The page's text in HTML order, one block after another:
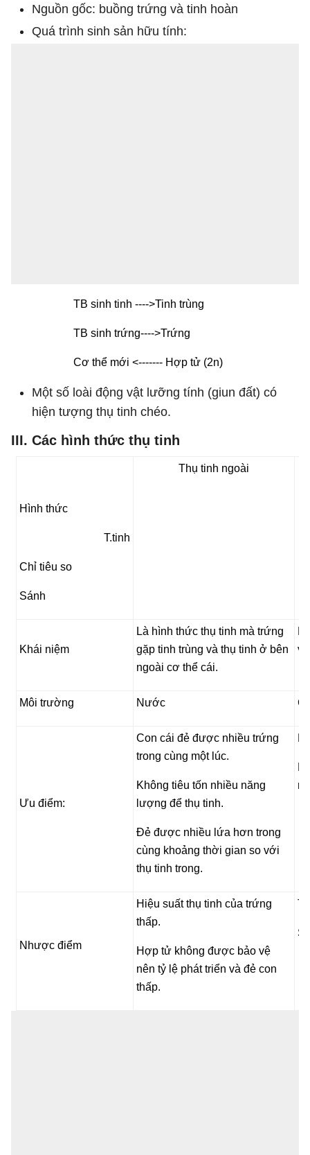
Nguồn gốc: buồng trứng và tinh hoàn
Quá trình sinh sản hữu tính:
TB sinh tinh ---->Tinh trùng
TB sinh trứng---->Trứng
Cơ thể mới <------- Hợp tử (2n)
Một số loài động vật lưỡng tính (giun đất) có
hiện tượng thụ tinh chéo.
III. Các hình thức thụ tinh
Hình thức
T.tinh
Chỉ tiêu so
Sánh
Thụ tinh ngoài
Khái niệm
Là hình thức thụ tinh mà trứng
gặp tinh trùng và thụ tinh ở bên
ngoài cơ thể cái.
Môi trường Nước
Ưu điểm:
Con cái đẻ được nhiều trứng
trong cùng một lúc.
Không tiêu tốn nhiều năng
lượng để thụ tinh.
Đẻ được nhiều lứa hơn trong
cùng khoảng thời gian so với
thụ tinh trong.
Nhược điểm
Hiệu suất thụ tinh của trứng
thấp.
Hợp tử không được bảo vệ
nên tỷ lệ phát triển và đẻ con
thấp.